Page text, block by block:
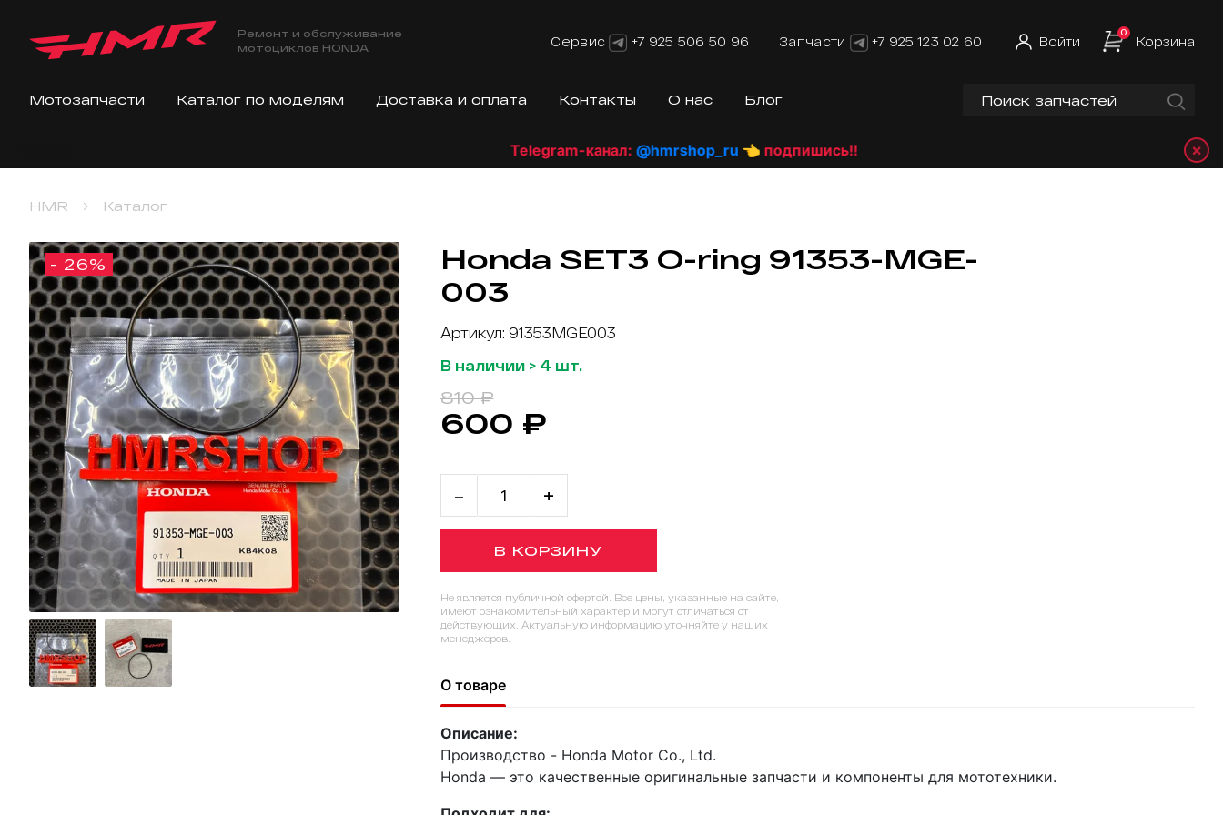
Ремонт и обслуживание
мотоциклов HONDA
Сервис +7 925 506 50 96 Запчасти +7 925 123 02 60 Войти
0
Корзина
Мотозапчасти Каталог по моделям Доставка и оплата Контакты О нас Блог
Telegram-канал:@hmrshop_ru👈 подпишись!! ×
HMR Каталог
- 26%
Honda SET3 O-ring 91353-MGE-
003
Артикул: 91353MGE003
В наличии > 4 шт.
810 ₽
600 ₽
- +
В КОРЗИНУ
Не является публичной офертой. Все цены, указанные на сайте,
имеют ознакомительный характер и могут отличаться от
действующих. Актуальную информацию уточняйте у наших
менеджеров.
О товаре
Описание:
Производство - Honda Motor Co., Ltd.
Honda — это качественные оригинальные запчасти и компоненты для мототехники.